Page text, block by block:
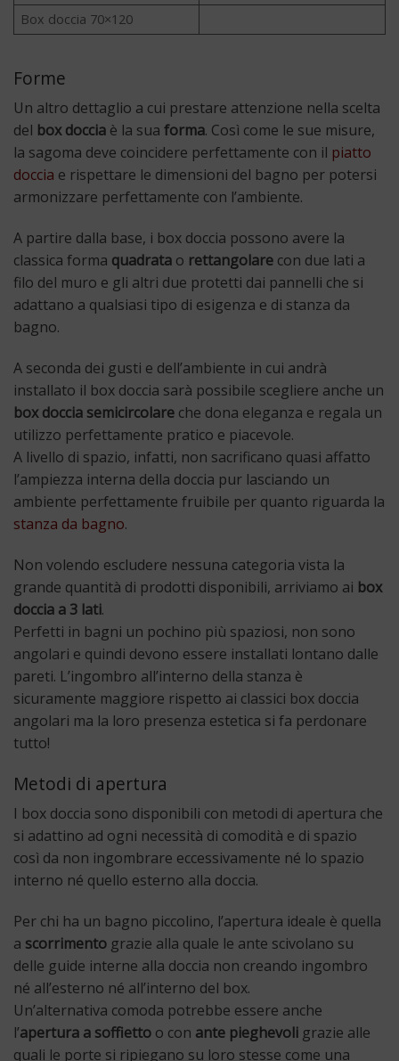
Box doccia 70×120
Forme
Un altro dettaglio a cui prestare attenzione nella scelta
del box doccia è la sua forma. Così come le sue misure,
la sagoma deve coincidere perfettamente con il piatto
doccia e rispettare le dimensioni del bagno per potersi
armonizzare perfettamente con l’ambiente.
A partire dalla base, i box doccia possono avere la
classica forma quadrata o rettangolare con due lati a
filo del muro e gli altri due protetti dai pannelli che si
adattano a qualsiasi tipo di esigenza e di stanza da
bagno.
A seconda dei gusti e dell’ambiente in cui andrà
installato il box doccia sarà possibile scegliere anche un
box doccia semicircolare che dona eleganza e regala un
utilizzo perfettamente pratico e piacevole.
A livello di spazio, infatti, non sacrificano quasi affatto
l’ampiezza interna della doccia pur lasciando un
ambiente perfettamente fruibile per quanto riguarda la
stanza da bagno.
Non volendo escludere nessuna categoria vista la
grande quantità di prodotti disponibili, arriviamo ai box
doccia a 3 lati.
Perfetti in bagni un pochino più spaziosi, non sono
angolari e quindi devono essere installati lontano dalle
pareti. L’ingombro all’interno della stanza è
sicuramente maggiore rispetto ai classici box doccia
angolari ma la loro presenza estetica si fa perdonare
tutto!
Metodi di apertura
I box doccia sono disponibili con metodi di apertura che
si adattino ad ogni necessità di comodità e di spazio
così da non ingombrare eccessivamente né lo spazio
interno né quello esterno alla doccia.
Per chi ha un bagno piccolino, l’apertura ideale è quella
a scorrimento grazie alla quale le ante scivolano su
delle guide interne alla doccia non creando ingombro
né all’esterno né all’interno del box.
Un’alternativa comoda potrebbe essere anche
l’apertura a soffietto o con ante pieghevoli grazie alle
quali le porte si ripiegano su loro stesse come una